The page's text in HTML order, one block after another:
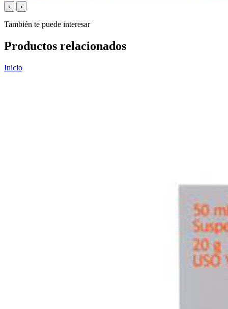
‹ ›
También te puede interesar
Productos relacionados
Inicio